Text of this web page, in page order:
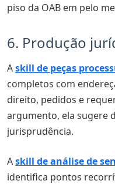
piso da OAB em pelo
6. Produção
Askill de peças
completos com
direito, pedidos e
argumento, ela sugere
jurisprudência.
Askill de análise de
identifica pontos